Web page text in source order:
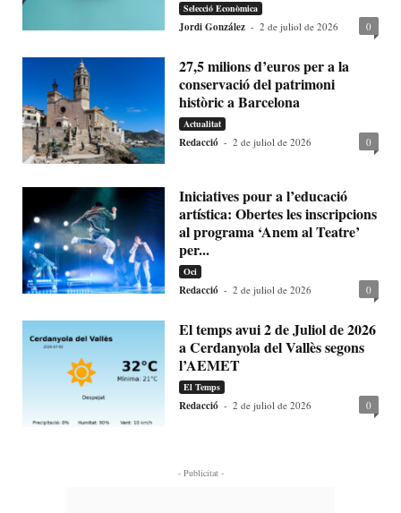
Selecció Econòmica
Jordi González - 2 de juliol de 2026 0
27,5 milions d’euros per a la
conservació del patrimoni
històric a Barcelona
Actualitat
Redacció - 2 de juliol de 2026 0
Iniciatives pour a l’educació
artística: Obertes les inscripcions
al programa ‘Anem al Teatre’
per...
Oci
Redacció - 2 de juliol de 2026 0
El temps avui 2 de Juliol de 2026
a Cerdanyola del Vallès segons
l’AEMET
El Temps
Redacció - 2 de juliol de 2026 0
- Publicitat -